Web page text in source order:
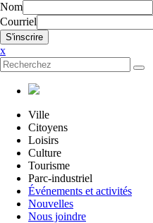
Nom
Courriel
x
Ville
Citoyens
Loisirs
Culture
Tourisme
Parc-industriel
Événements et activités
Nouvelles
Nous joindre